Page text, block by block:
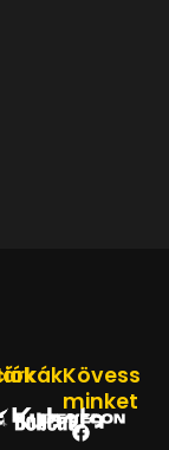
Kövess
minket